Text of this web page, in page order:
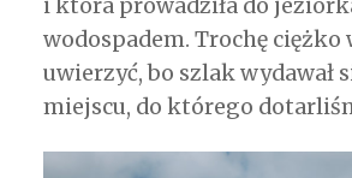
i która prowadziła do
wodospadem. Trochę ciężko
uwierzyć, bo szlak wydawał
miejscu, do którego